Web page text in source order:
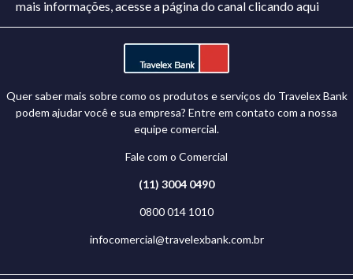
mais informações, acesse a página do canalclicando aqui
Quer saber mais sobre como os produtos e serviços do Travelex Bank
podem ajudar você e sua empresa? Entre em contato com a nossa
equipe comercial.
Fale com o Comercial
(11) 3004 0490
0800 014 1010
infocomercial@travelexbank.com.br